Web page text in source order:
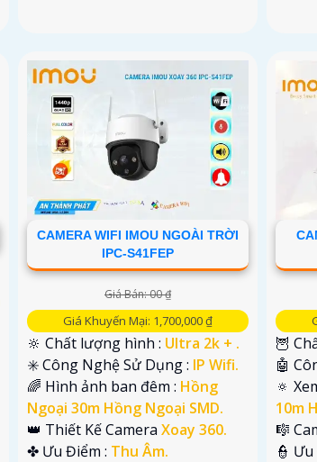
CAMERA WIFI IMOU NGOÀI TRỜI
IPC-S41FEP
Giá Bán: 00 ₫
Giá Khuyến Mại: 1,700,000 ₫
🔆 Chất lượng hình : Ultra 2k + .
✳️ Công Nghệ Sử Dụng : IP Wifi.
🌈 Hình ảnh ban đêm : Hồng
Ngoại 30m Hồng Ngoại SMD.
👑 Thiết Kế Camera Xoay 360.
️✤ Ưu Điểm : Thu Âm.
🦉
🤖️
🔅
10m
🎼️
️👮